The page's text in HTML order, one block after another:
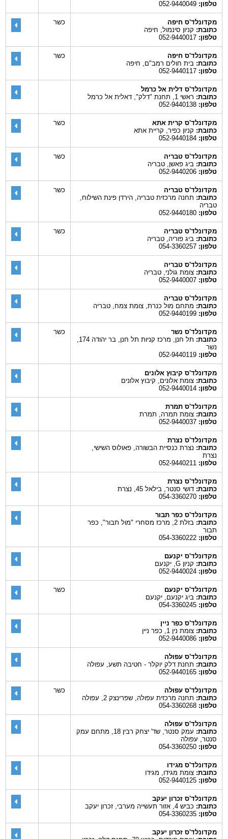
טלפון:052-9440049
מקדונלד'ס חיפה
כתובת:קניון סינמול, חיפה
טלפון:052-9440017
כשר
מקדונלד'ס חיפה
כתובת:בית חולים רמב"ם, חיפה
טלפון:052-9440117
כשר
מקדונלד'ס דלית אל כרמל
כתובת:ראשי 1, תחנת "דלק", דאלית אל כרמל
טלפון:052-9440138
מקדונלד'ס קרית אתא
כתובת:קניון כפיר, קריית אתא
טלפון:052-9440184
כשר
מקדונלד'ס טבריה
כתובת:ביג פאשן, טבריה
טלפון:052-9440206
כשר
מקדונלד'ס טבריה
כתובת:תחנה מרכזית טבריה, הירדן פינת השילוח,
טבריה
טלפון:052-9440180
כשר
מקדונלד'ס טבריה
כתובת:ביג פוריה, טבריה
טלפון:054-3360257
כשר
מקדונלד'ס טבריה
כתובת:צומת גולני, טבריה
טלפון:052-9440007
מקדונלד'ס טבריה
כתובת:מתחם מול כנרת, צומת צמח, טבריה
טלפון:052-9440199
מקדונלד'ס נשר
כתובת:
תל חנן, מרכז קניות תל חנן, בר יהודה 174,
נשר
טלפון:052-9440119
כשר
מקדונלד'ס קיבוץ אלונים
כתובת:צומת אלונים, קיבוץ אלונים
טלפון:052-9440014
מקדונלד'ס תמרת
כתובת:צומת תמרה, תמרת
טלפון:052-9440037
מקדונלד'ס נצרת
כתובת:נצרת כנסיית הבשורה, פאולוס השישי,
נצרת
טלפון:052-9440211
מקדונלד'ס נצרת
כתובת:דושי סנטר, בילאל 45, נצרת
טלפון:054-3360270
מקדונלד'ס כפר תבור
כתובת:
בזלת 2, מרכז מסחרי "מול תבור", כפר
תבור
טלפון:054-3360222
מקדונלד'ס יקנעם
כתובת:קניון G, יקנעם
טלפון:052-9440024
מקדונלד'ס יקנעם
כתובת:ביג יקנעם, יקנעם
טלפון:054-3360245
כשר
מקדונלד'ס כפר ניין
כתובת:צומת נין 1, כפר ניין
טלפון:052-9440086
מקדונלד'ס עפולה
כתובת:תחנת דלק יוקלר - חטיבה תשע, עפולה
טלפון:052-9440165
מקדונלד'ס עפולה
כתובת:תחנה מרכזית עפולה, שפרינצק 2, עפולה
טלפון:054-3360268
כשר
מקדונלד'ס עפולה
כתובת:
עמק סנטר, שד' יצחק רבין 18, מתחם עמק
סנטר, עפולה
טלפון:054-3360250
מקדונלד'ס מגידו
כתובת:צומת מגידו, מגידו
טלפון:052-9440125
מקדונלד'ס זכרון יעקב
כתובת:כביש 4, אזור תעשייה מערבי, זכרון יעקב
טלפון:054-3360235
מקדונלד'ס זכרון יעקב